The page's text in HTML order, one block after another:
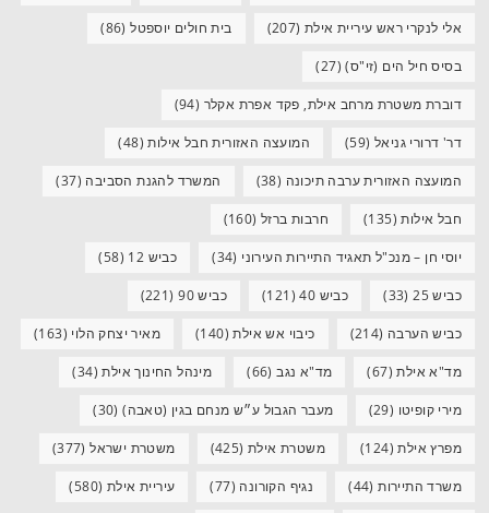
אלי לנקרי ראש עיריית אילת (207) בית חולים יוספטל(86)
בסיס חיל הים (זי"ס)(27)
דוברת משטרת מרחב אילת, פקד אפרת אקלר (94)
דר' דרורי גניאל (59) המועצה האזורית חבל אילות(48)
המועצה האזורית ערבה תיכונה (38) המשרד להגנת הסביבה (37)
חבל אילות(135) חרבות ברזל (160)
יוסי חן – מנכ"ל תאגיד התיירות העירוני (34) כביש 12 (58)
כביש 25 (33) כביש 40 (121) כביש 90 (221)
כביש הערבה (214) כיבוי אש אילת(140) מאיר יצחק הלוי (163)
מד"א אילת(67) מד"א נגב(66) מינהל החינוך אילת(34)
מירי קופיטו (29) מעבר הגבול ע״ש מנחם בגין (טאבה)(30)
מפרץ אילת(124) משטרת אילת (425) משטרת ישראל(377)
משרד התיירות(44) נגיף הקורונה (77) עיריית אילת (580)